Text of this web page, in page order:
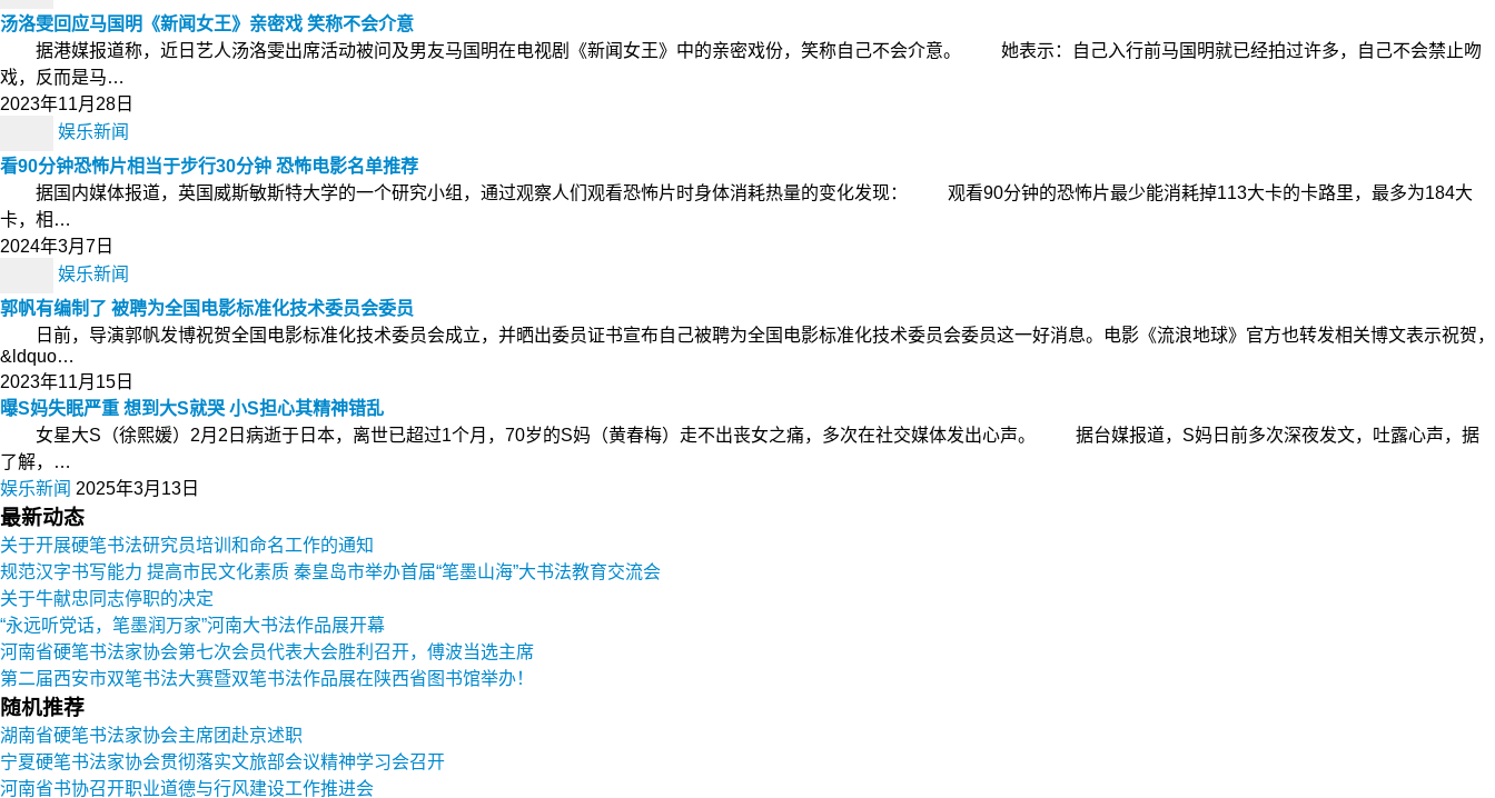
汤洛雯回应马国明《新闻女王》亲密戏 笑称不会介意
据港媒报道称，近日艺人汤洛雯出席活动被问及男友马国明在电视剧《新闻女王》中的亲密戏份，笑称自己不会介意。 她表示：自己入行前马国明就已经拍过许多，自己不会禁止吻
戏，反而是马…
2023年11月28日
娱乐新闻
看90分钟恐怖片相当于步行30分钟 恐怖电影名单推荐
据国内媒体报道，英国威斯敏斯特大学的一个研究小组，通过观察人们观看恐怖片时身体消耗热量的变化发现： 观看90分钟的恐怖片最少能消耗掉113大卡的卡路里，最多为184大
卡，相…
2024年3月7日
娱乐新闻
郭帆有编制了 被聘为全国电影标准化技术委员会委员
日前，导演郭帆发博祝贺全国电影标准化技术委员会成立，并晒出委员证书宣布自己被聘为全国电影标准化技术委员会委员这一好消息。电影《流浪地球》官方也转发相关博文表示祝贺，
&ldquo…
2023年11月15日
曝S妈失眠严重 想到大S就哭 小S担心其精神错乱
女星大S（徐熙媛）2月2日病逝于日本，离世已超过1个月，70岁的S妈（黄春梅）走不出丧女之痛，多次在社交媒体发出心声。 据台媒报道，S妈日前多次深夜发文，吐露心声，据
了解，…
娱乐新闻 2025年3月13日
最新动态
关于开展硬笔书法研究员培训和命名工作的通知
规范汉字书写能力 提高市民文化素质 秦皇岛市举办首届“笔墨山海”大书法教育交流会
关于牛献忠同志停职的决定
“永远听党话，笔墨润万家”河南大书法作品展开幕
河南省硬笔书法家协会第七次会员代表大会胜利召开，傅波当选主席
第二届西安市双笔书法大赛暨双笔书法作品展在陕西省图书馆举办！
随机推荐
湖南省硬笔书法家协会主席团赴京述职
宁夏硬笔书法家协会贯彻落实文旅部会议精神学习会召开
河南省书协召开职业道德与行风建设工作推进会